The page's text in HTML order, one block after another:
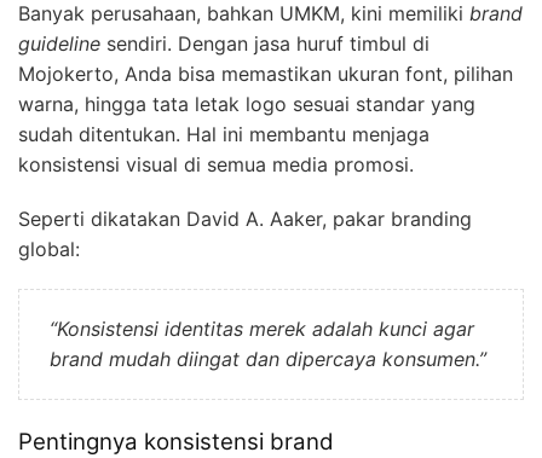
Banyak perusahaan, bahkan UMKM, kini memiliki brand
guideline sendiri. Dengan jasa huruf timbul di
Mojokerto, Anda bisa memastikan ukuran font, pilihan
warna, hingga tata letak logo sesuai standar yang
sudah ditentukan. Hal ini membantu menjaga
konsistensi visual di semua media promosi.
Seperti dikatakan David A. Aaker, pakar branding
global:
“Konsistensi identitas merek adalah kunci agar
brand mudah diingat dan dipercaya konsumen.”
Pentingnya konsistensi brand